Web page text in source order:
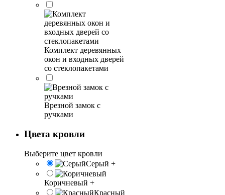
Комплект деревянных
окон и входных дверей
со стеклопакетами
Врезной замок с
ручками
Цвета кровли
Выберите цвет кровли
Серый +
Коричневый +
Красный